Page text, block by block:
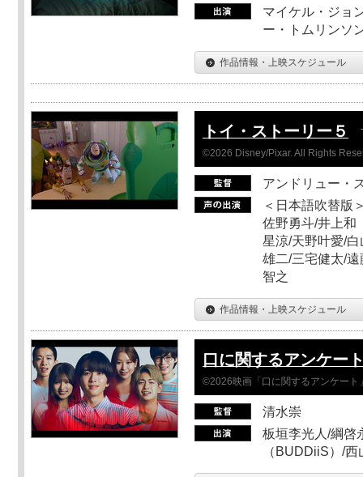
マイケル・ジョ
ー・トムリンソ
作品情報・上映スケジュール
トイ・ストーリー５
©2026 Disney/Pixar. All Rights
アンドリュー・
＜日本語吹替版
佐野勇斗/井上和
星涼/天野叶愛/
雄二/三宅健太/
智之
作品情報・上映スケジュール
口に関するアンケー
©2026映画「口に関するアンケート
清水崇
板垣李光人/綱啓
（BUDDiiS）/